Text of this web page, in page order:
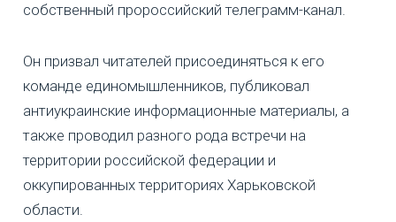
собственный пророссийский телеграмм-канал.
Он призвал читателей присоединяться к его
команде единомышленников, публиковал
антиукраинские информационные материалы, а
также проводил разного рода встречи на
территории российской федерации и
оккупированных территориях Харьковской
области.